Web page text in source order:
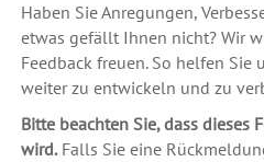
Haben Sie Anregungen,
etwas gefällt Ihnen nicht? Wir
Feedback freuen. So helfen Sie
weiter zu entwickeln und zu
Bitte beachten Sie, dass dieses
wird.Falls Sie eine